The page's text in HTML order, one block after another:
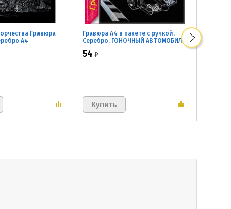
Гравюра
А4
Гравюра А4 в пакете с ручкой.
Серебро. ГОНОЧНЫЙ АВТОМОБИЛЬ
54 ₽